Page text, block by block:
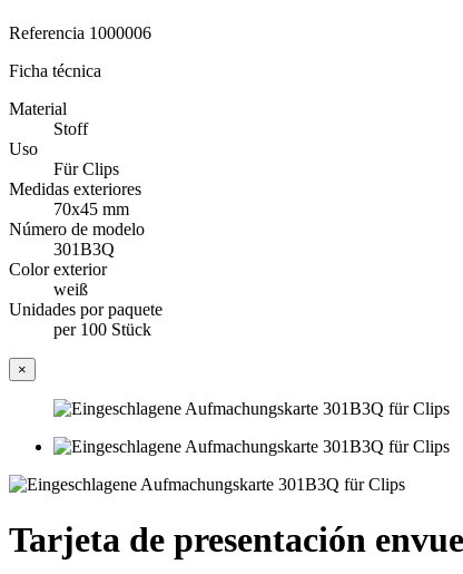
Referencia 1000006
Ficha técnica
Material
Stoff
Uso
Für Clips
Medidas exteriores
70x45 mm
Número de modelo
301B3Q
Color exterior
weiß
Unidades por paquete
per 100 Stück
×
Tarjeta de presentación